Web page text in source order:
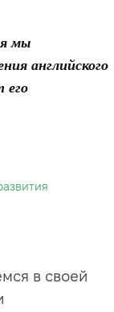
мы
английского
его
в своей